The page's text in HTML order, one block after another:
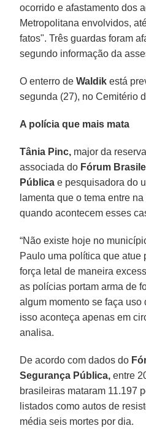
ocorrido e afastamento dos
Metropolitana envolvidos,
fatos". Três guardas foram
segundo informação da
O enterro deWaldik está
segunda (27), no Cemitério
A polícia que mais mata
Tânia Pinc, major da
associada do Fórum
Pública e pesquisadora do
lamenta que o tema entre
quando acontecem esses
“Não existe hoje no
Paulo uma política que atue
força letal de maneira
as polícias portam arma de
algum momento se faça
isso aconteça apenas em
analisa.
De acordo com dados do
Segurança Pública, entre
brasileiras mataram 11.197
listados como autos de
média seis mortes por dia.